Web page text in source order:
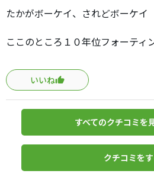
たかがボーケイ、されどボーケイ
ここのところ１０年位フォーティ
アイアンをテーラーメイドＰ７
た関係上ウェッジも新調
色々物色して５４°Ｍグラインド
最後までフォーティーンＦＨフォ
だ末、久々にボーケイに走ったの
トリストだからというミーハー
クリーブランドＲＴＸも顔はいい
すぎる
いいね
すべてのクチコミを
クチコミを